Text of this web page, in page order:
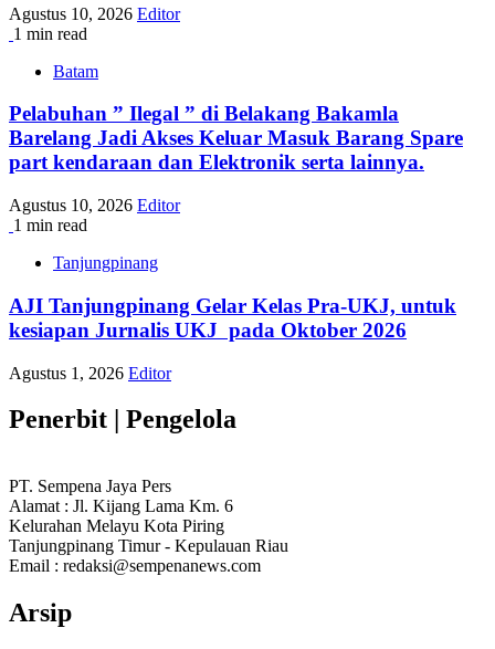
Agustus 10, 2026 Editor
1 min read
Batam
Pelabuhan ” Ilegal ” di Belakang Bakamla
Barelang Jadi Akses Keluar Masuk Barang Spare
part kendaraan dan Elektronik serta lainnya.
Agustus 10, 2026 Editor
1 min read
Tanjungpinang
AJI Tanjungpinang Gelar Kelas Pra-UKJ, untuk
kesiapan Jurnalis UKJ pada Oktober 2026
Agustus 1, 2026 Editor
Penerbit | Pengelola
PT. Sempena Jaya Pers
Alamat : Jl. Kijang Lama Km. 6
Kelurahan Melayu Kota Piring
Tanjungpinang Timur - Kepulauan Riau
Email : redaksi@sempenanews.com
Arsip